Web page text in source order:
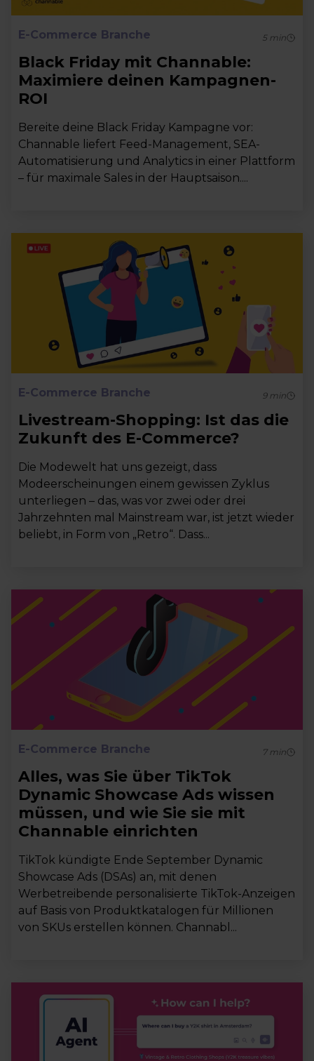
E-Commerce Branche 5min
Black Friday mit Channable:
Maximiere deinen Kampagnen-
ROI
Bereite deine Black Friday Kampagne vor:
Channable liefert Feed-Management, SEA-
Automatisierung und Analytics in einer Plattform
– für maximale Sales in der Hauptsaison....
E-Commerce Branche 9min
Livestream-Shopping: Ist das die
Zukunft des E-Commerce?
Die Modewelt hat uns gezeigt, dass
Modeerscheinungen einem gewissen Zyklus
unterliegen – das, was vor zwei oder drei
Jahrzehnten mal Mainstream war, ist jetzt wieder
beliebt, in Form von „Retro“. Dass...
E-Commerce Branche 7min
Alles, was Sie über TikTok
Dynamic Showcase Ads wissen
müssen, und wie Sie sie mit
Channable einrichten
TikTok kündigte Ende September Dynamic
Showcase Ads (DSAs) an, mit denen
Werbetreibende personalisierte TikTok-Anzeigen
auf Basis von Produktkatalogen für Millionen
von SKUs erstellen können. Channabl...